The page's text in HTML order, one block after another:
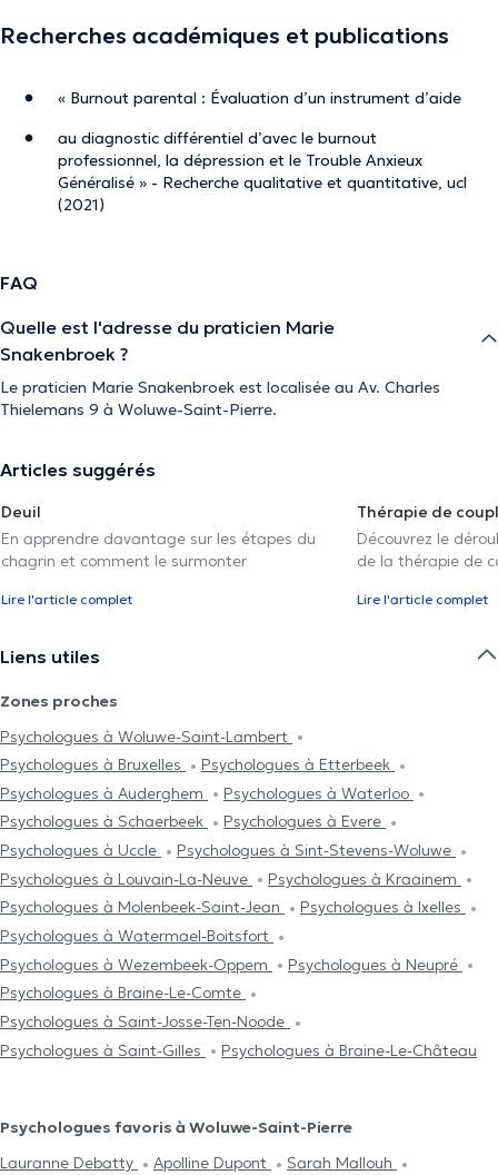
Recherches académiques et publications
« Burnout parental : Évaluation d’un instrument d’aide
au diagnostic différentiel d’avec le burnout
professionnel, la dépression et le Trouble Anxieux
Généralisé » - Recherche qualitative et quantitative, ucl
(2021)
FAQ
Quelle est l'adresse du praticien Marie
Snakenbroek ?
Le praticien Marie Snakenbroek est localisée au Av. Charles
Thielemans 9 à Woluwe-Saint-Pierre.
Articles suggérés
Deuil
En apprendre davantage sur les étapes du
chagrin et comment le surmonter
Lire l'article complet
Thérapie de
Découvrez le
de la thérapie de
Lire l'article complet
Liens utiles
Zones proches
Psychologues à Woluwe-Saint-Lambert
Psychologues à Bruxelles
Psychologues à Etterbeek
Psychologues à Auderghem
Psychologues à Waterloo
Psychologues à Schaerbeek
Psychologues à Evere
Psychologues à Uccle
Psychologues à Sint-Stevens-Woluwe
Psychologues à Louvain-La-Neuve
Psychologues à Kraainem
Psychologues à Molenbeek-Saint-Jean
Psychologues à Ixelles
Psychologues à Watermael-Boitsfort
Psychologues à Wezembeek-Oppem
Psychologues à Neupré
Psychologues à Braine-Le-Comte
Psychologues à Saint-Josse-Ten-Noode
Psychologues à Saint-Gilles
Psychologues à Braine-Le-Château
Psychologues favoris à Woluwe-Saint-Pierre
Lauranne Debatty
Apolline Dupont
Sarah Mallouh